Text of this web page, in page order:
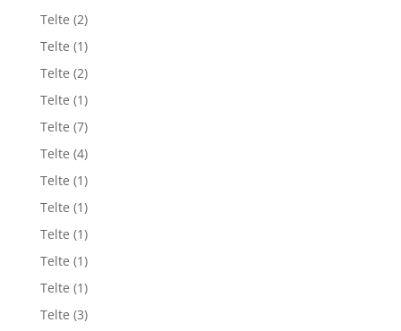
Telte (2)
Telte (1)
Telte (2)
Telte (1)
Telte (7)
Telte (4)
Telte (1)
Telte (1)
Telte (1)
Telte (1)
Telte (1)
Telte (3)